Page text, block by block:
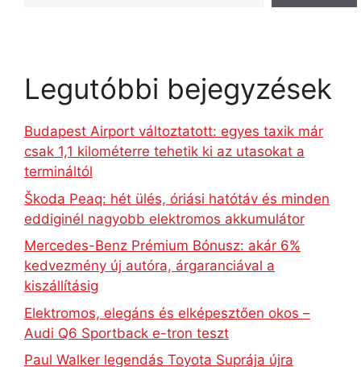
Legutóbbi bejegyzések
Budapest Airport változtatott: egyes taxik már
csak 1,1 kilométerre tehetik ki az utasokat a
termináltól
Škoda Peaq: hét ülés, óriási hatótáv és minden
eddiginél nagyobb elektromos akkumulátor
Mercedes-Benz Prémium Bónusz: akár 6%
kedvezmény új autóra, árgaranciával a
kiszállításig
Elektromos, elegáns és elképesztően okos –
Audi Q6 Sportback e-tron teszt
Paul Walker legendás Toyota Suprája újra